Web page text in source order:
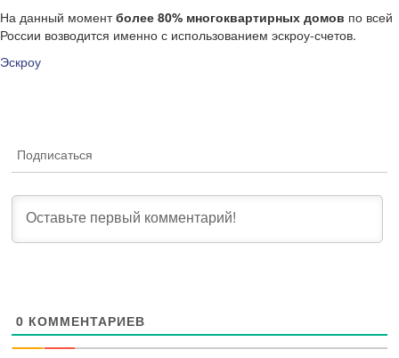
На данный моментболее 80% многоквартирных домов по всей
России возводится именно с использованием эскроу-счетов.
Эскроу
Подписаться
0 КОММЕНТАРИЕВ